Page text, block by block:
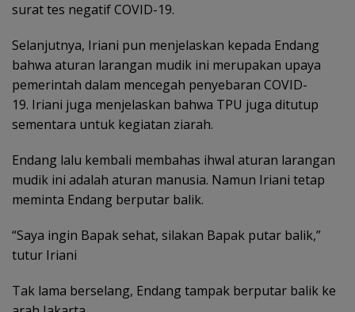
surat tes negatif COVID-19.
Selanjutnya, Iriani pun menjelaskan kepada Endang
bahwa aturan larangan mudik ini merupakan upaya
pemerintah dalam mencegah penyebaran COVID-
19. Iriani juga menjelaskan bahwa TPU juga ditutup
sementara untuk kegiatan ziarah.
Endang lalu kembali membahas ihwal aturan larangan
mudik ini adalah aturan manusia. Namun Iriani tetap
meminta Endang berputar balik.
“Saya ingin Bapak sehat, silakan Bapak putar balik,”
tutur Iriani
Tak lama berselang, Endang tampak berputar balik ke